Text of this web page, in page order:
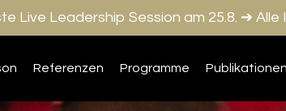
Live Leadership Session am 25.8. ➔ Alle
Referenzen Programme Publikationen